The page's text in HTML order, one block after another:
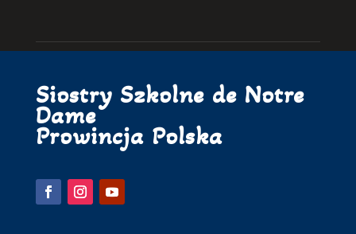
Siostry Szkolne de Notre
Dame
Prowincja Polska